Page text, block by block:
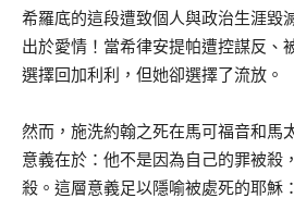
希羅底的這段遭致個人與政治生涯毀
出於愛情！當希律安提帕遭控謀反、
選擇回加利利，但她卻選擇了流放。
然而，施洗約翰之死在馬可福音和馬
意義在於：他不是因為自己的罪被殺
殺。這層意義足以隱喻被處死的耶穌